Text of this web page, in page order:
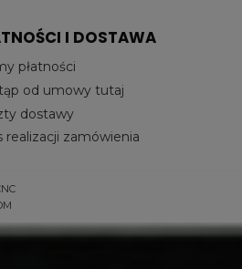
I DOSTAWA
płatności
od umowy tutaj
dostawy
realizacji zamówienia